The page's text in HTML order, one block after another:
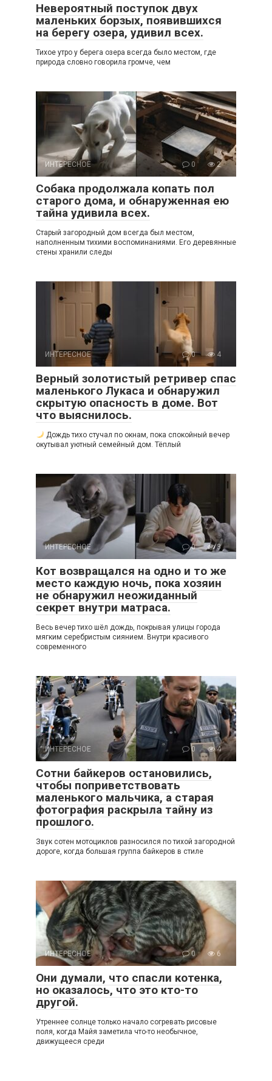
Невероятный поступок двух
маленьких борзых, появившихся
на берегу озера, удивил всех.
Тихое утро у берега озера всегда было местом, где
природа словно говорила громче, чем
ИНТЕРЕСНОЕ 0 2
Собака продолжала копать пол
старого дома, и обнаруженная ею
тайна удивила всех.
Старый загородный дом всегда был местом,
наполненным тихими воспоминаниями. Его деревянные
стены хранили следы
ИНТЕРЕСНОЕ 0 4
Верный золотистый ретривер спас
маленького Лукаса и обнаружил
скрытую опасность в доме. Вот
что выяснилось.
Дождь тихо стучал по окнам, пока спокойный вечер
окутывал уютный семейный дом. Тёплый
ИНТЕРЕСНОЕ 0 3
Кот возвращался на одно и то же
место каждую ночь, пока хозяин
не обнаружил неожиданный
секрет внутри матраса.
Весь вечер тихо шёл дождь, покрывая улицы города
мягким серебристым сиянием. Внутри красивого
современного
ИНТЕРЕСНОЕ 0 4
Сотни байкеров остановились,
чтобы поприветствовать
маленького мальчика, а старая
фотография раскрыла тайну из
прошлого.
Звук сотен мотоциклов разносился по тихой загородной
дороге, когда большая группа байкеров в стиле
ИНТЕРЕСНОЕ 0 6
Они думали, что спасли котенка,
но оказалось, что это кто-то
другой.
Утреннее солнце только начало согревать рисовые
поля, когда Майя заметила что-то необычное,
движущееся среди